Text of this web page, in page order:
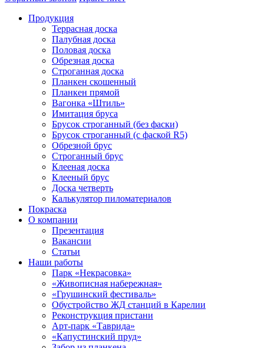
Продукция
Террасная доска
Палубная доска
Половая доска
Обрезная доска
Строганная доска
Планкен скошенный
Планкен прямой
Вагонка «Штиль»
Имитация бруса
Брусок строганный (без фаски)
Брусок строганный (с фаской R5)
Обрезной брус
Строганный брус
Клееная доска
Клееный брус
Доска четверть
Калькулятор пиломатериалов
Покраска
О компании
Презентация
Вакансии
Статьи
Наши работы
Парк «Некрасовка»
«Живописная набережная»
«Грушинский фестиваль»
Обустройство ЖД станций в Карелии
Реконструкция пристани
Арт-парк «Таврида»
«Капустинский пруд»